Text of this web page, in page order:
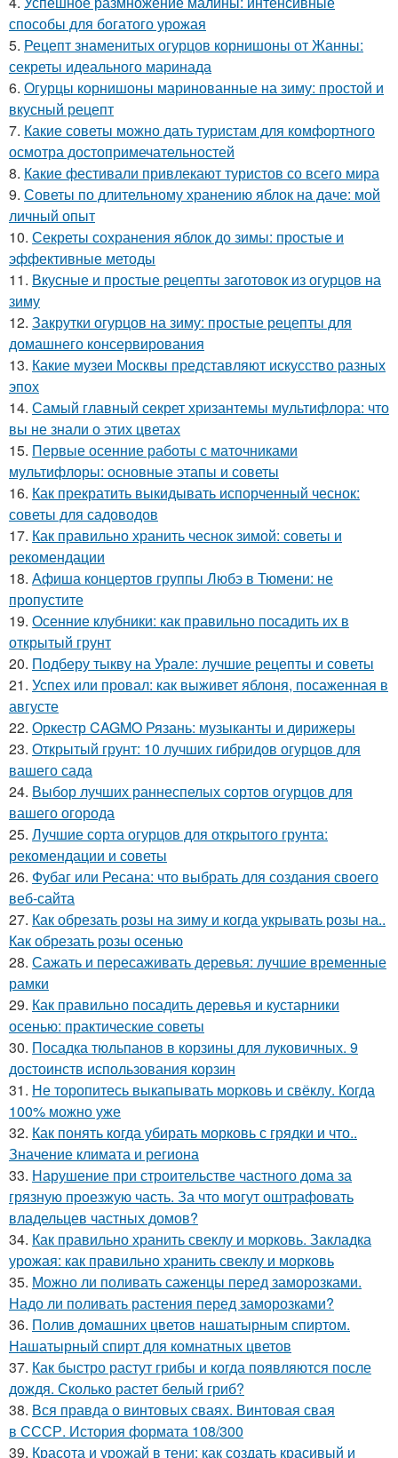
способы для богатого урожая
5. Рецепт знаменитых огурцов корнишоны от Жанны:
секреты идеального маринада
6. Огурцы корнишоны маринованные на зиму: простой и
вкусный рецепт
7. Какие советы можно дать туристам для комфортного
осмотра достопримечательностей
8. Какие фестивали привлекают туристов со всего мира
9. Советы по длительному хранению яблок на даче: мой
личный опыт
10. Секреты сохранения яблок до зимы: простые и
эффективные методы
11. Вкусные и простые рецепты заготовок из огурцов на
зиму
12. Закрутки огурцов на зиму: простые рецепты для
домашнего консервирования
13. Какие музеи Москвы представляют искусство разных
эпох
14. Самый главный секрет хризантемы мультифлора: что
вы не знали о этих цветах
15. Первые осенние работы с маточниками
мультифлоры: основные этапы и советы
16. Как прекратить выкидывать испорченный чеснок:
советы для садоводов
17. Как правильно хранить чеснок зимой: советы и
рекомендации
18. Афиша концертов группы Любэ в Тюмени: не
пропустите
19. Осенние клубники: как правильно посадить их в
открытый грунт
20. Подберу тыкву на Урале: лучшие рецепты и советы
21. Успех или провал: как выживет яблоня, посаженная в
августе
22. Оркестр CAGMO Рязань: музыканты и дирижеры
23. Открытый грунт: 10 лучших гибридов огурцов для
вашего сада
24. Выбор лучших раннеспелых сортов огурцов для
вашего огорода
25. Лучшие сорта огурцов для открытого грунта:
рекомендации и советы
26. Фубаг или Ресана: что выбрать для создания своего
веб-сайта
27. Как обрезать розы на зиму и когда укрывать розы на..
Как обрезать розы осенью
28. Сажать и пересаживать деревья: лучшие временные
рамки
29. Как правильно посадить деревья и кустарники
осенью: практические советы
30. Посадка тюльпанов в корзины для луковичных. 9
достоинств использования корзин
31. Не торопитесь выкапывать морковь и свёклу. Когда
100% можно уже
32. Как понять когда убирать морковь с грядки и что..
Значение климата и региона
33. Нарушение при строительстве частного дома за
грязную проезжую часть. За что могут оштрафовать
владельцев частных домов?
34. Как правильно хранить свеклу и морковь. Закладка
урожая: как правильно хранить свеклу и морковь
35. Можно ли поливать саженцы перед заморозками.
Надо ли поливать растения перед заморозками?
36. Полив домашних цветов нашатырным спиртом.
Нашатырный спирт для комнатных цветов
37. Как быстро растут грибы и когда появляются после
дождя. Сколько растет белый гриб?
38. Вся правда о винтовых сваях. Винтовая свая
в СССР. История формата 108/300
39. Красота и урожай в тени: как создать красивый и